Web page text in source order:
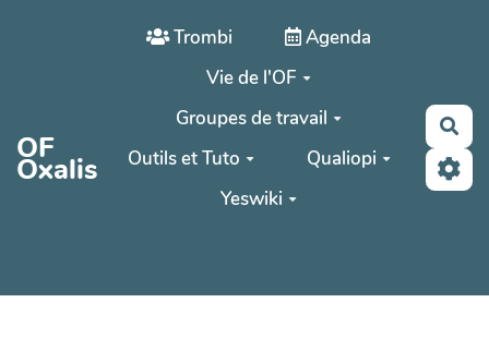
Aller au contenu principal
OF
Oxalis
Trombi
Agenda
Vie de l'OF
Groupes de travail
Outils et Tuto
Qualiopi
Yeswiki